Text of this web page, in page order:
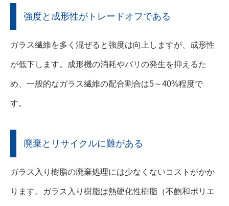
強度と成形性がトレードオフである
ガラス繊維を多く混ぜると強度は向上しますが、成形性
が低下します。成形機の消耗やバリの発生を抑えるた
め、一般的なガラス繊維の配合割合は5～40%程度で
す。
廃棄とリサイクルに難がある
ガラス入り樹脂の廃棄処理には少なくないコストがかか
ります。ガラス入り樹脂は熱硬化性樹脂（不飽和ポリエ